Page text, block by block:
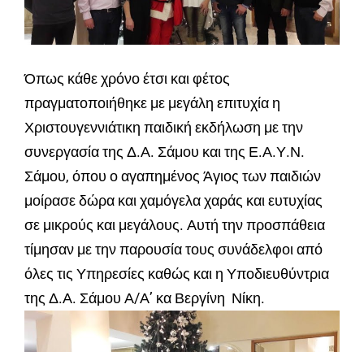
Όπως κάθε χρόνο έτσι και φέτος
πραγματοποιήθηκε με μεγάλη επιτυχία η
Χριστουγεννιάτικη παιδική εκδήλωση με την
συνεργασία της Δ.Α. Σάμου και της Ε.Α.Υ.Ν.
Σάμου, όπου ο αγαπημένος Άγιος των παιδιών
μοίρασε δώρα και χαμόγελα χαράς και ευτυχίας
σε μικρούς και μεγάλους. Αυτή την προσπάθεια
τίμησαν με την παρουσία τους συνάδελφοι από
όλες τις Υπηρεσίες καθώς και η Υποδιευθύντρια
της Δ.Α. Σάμου Α/Α’ κα Βεργίνη Νίκη.